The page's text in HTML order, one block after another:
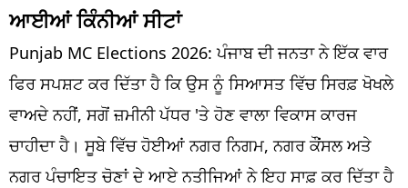
ਦੇਸ਼
ਲਾਈਫ ਸਟਾਈਲ
ਪੰਜਾਬ
ਧਰਮ
ਆਈਆਂ ਕਿੰਨੀਆਂ ਸੀਟਾਂ
Punjab MC Elections 2026: ਪੰਜਾਬ ਦੀ ਜਨਤਾ ਨੇ ਇੱਕ ਵਾਰ
ਫਿਰ ਸਪਸ਼ਟ ਕਰ ਦਿੱਤਾ ਹੈ ਕਿ ਉਸ ਨੂੰ ਸਿਆਸਤ ਵਿੱਚ ਸਿਰਫ਼ ਖੋਖਲੇ
ਵਾਅਦੇ ਨਹੀਂ, ਸਗੋਂ ਜ਼ਮੀਨੀ ਪੱਧਰ 'ਤੇ ਹੋਣ ਵਾਲਾ ਵਿਕਾਸ ਕਾਰਜ
ਚਾਹੀਦਾ ਹੈ। ਸੂਬੇ ਵਿੱਚ ਹੋਈਆਂ ਨਗਰ ਨਿਗਮ, ਨਗਰ ਕੌਂਸਲ ਅਤੇ
ਨਗਰ ਪੰਚਾਇਤ ਚੋਣਾਂ ਦੇ ਆਏ ਨਤੀਜਿਆਂ ਨੇ ਇਹ ਸਾਫ਼ ਕਰ ਦਿੱਤਾ ਹੈ